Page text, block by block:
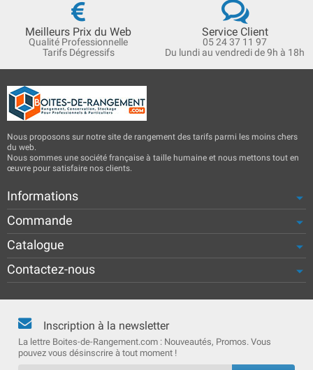
Meilleurs Prix du Web
Qualité Professionnelle
Tarifs Dégressifs
Service Client
05 24 37 11 97
Du lundi au vendredi de 9h à 18h
Nous proposons sur notre site de rangement des tarifs parmi les moins chers
du web.
Nous sommes une société française à taille humaine et nous mettons tout en
œuvre pour satisfaire nos clients.
Informations
Commande
Catalogue
Contactez-nous
Inscription à la newsletter
La lettre Boites-de-Rangement.com : Nouveautés, Promos. Vous
pouvez vous désinscrire à tout moment !